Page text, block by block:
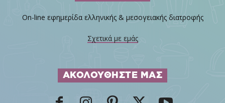
On-line εφημερίδα ελληνικής & μεσογειακής διατροφής
Σχετικά με εμάς
ΑΚΟΛΟΥΘΗΣΤΕ ΜΑΣ